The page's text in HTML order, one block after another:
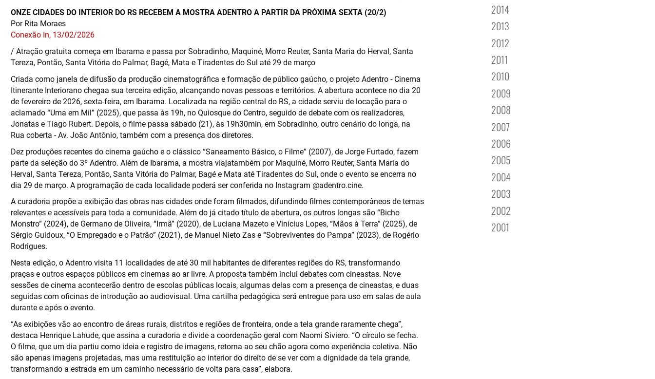
ONZE CIDADES DO INTERIOR DO RS RECEBEM A MOSTRA ADENTRO A PARTIR DA PRÓXIMA SEXTA (20/2)
Por Rita Moraes
Conexão In, 13/02/2026
/ Atração gratuita começa em Ibarama e passa por Sobradinho, Maquiné, Morro Reuter, Santa Maria do Herval, Santa
Tereza, Pontão, Santa Vitória do Palmar, Bagé, Mata e Tiradentes do Sul até 29 de março​
Criada como janela de difusão da produção cinematográfica e formação de público gaúcho, o projeto Adentro - Cinema
Itinerante Interiorano chegaa sua terceira edição, alcançando novas pessoas e territórios. A abertura acontece no dia 20
de fevereiro de 2026, sexta-feira, em Ibarama. Localizada na região central do RS, a cidade serviu de locação para o
aclamado “Uma em Mil” (2025), que passa às 19h, no Quiosque do Centro, seguido de debate com os realizadores,
Jonatas e Tiago Rubert. Depois, o filme passa sábado (21), às 19h30min, em Sobradinho, outro cenário do longa, na
Rua coberta - Av. João Antônio, também com a presença dos diretores.
Dez produções recentes do cinema gaúcho e o clássico “Saneamento Básico, o Filme” (2007), de Jorge Furtado, fazem
parte da seleção do 3º Adentro. Além de Ibarama, a mostra viajatambém por Maquiné, Morro Reuter, Santa Maria do
Herval, Santa Tereza, Pontão, Santa Vitória do Palmar, Bagé e Mata até Tiradentes do Sul, onde o evento se encerra no
dia 29 de março. A programação de cada localidade poderá ser conferida no Instagram @adentro.cine.
A curadoria propõe a exibição das obras nas cidades onde foram filmados, difundindo filmes contemporâneos de temas
relevantes e acessíveis para toda a comunidade. Além do já citado título de abertura, os outros longas são “Bicho
Monstro” (2024), de Germano de Oliveira, “Irmã” (2020), de Luciana Mazeto e Vinícius Lopes, “Mãos à Terra” (2025), de
Sérgio Guidoux, “O Empregado e o Patrão” (2021), de Manuel Nieto Zas e “Sobreviventes do Pampa” (2023), de Rogério
Rodrigues.
Nesta edição, o Adentro visita 11 localidades de até 30 mil habitantes de diferentes regiões do RS, transformando
praças e outros espaços públicos em cinemas ao ar livre. A proposta também inclui debates com cineastas. Nove
sessões de cinema acontecerão dentro de escolas públicas locais, algumas delas com a presença de cineastas, e duas
seguidas com oficinas de introdução ao audiovisual. Uma cartilha pedagógica será entregue para uso em salas de aula
durante e após o evento.
“As exibições vão ao encontro de áreas rurais, distritos e regiões de fronteira, onde a tela grande raramente chega”,
destaca Henrique Lahude, que assina a curadoria e divide a coordenação geral com Naomi Siviero. “O círculo se fecha.
O filme, que um dia partiu como ideia e registro de imagens, retorna ao seu chão agora como experiência coletiva. Não
são apenas imagens projetadas, mas uma restituição ao interior do direito de se ver com a dignidade da tela grande,
transformando a estrada em um caminho necessário de volta para casa”, elabora.
2014
2013
2012
2011
2010
2009
2008
2007
2006
2005
2004
2003
2002
2001